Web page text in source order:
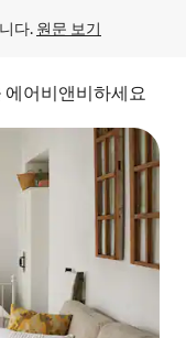
다. 원문 보기
에어비앤비하세요